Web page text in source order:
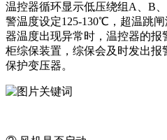
温控器循环显示低压绕组A、B
警温度设定125-130℃，超温跳
器温度出现异常时，温控器的
柜综保装置，综保会及时发出报
保护变压器。